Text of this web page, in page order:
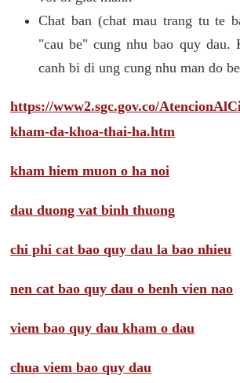
Chat ban (chat mau trang tu te
"cau be" cung nhu bao quy dau.
canh bi di ung cung nhu man do
https://www2.sgc.gov.co/
kham-da-khoa-thai-ha.htm
kham hiem muon o ha noi
dau duong vat binh thuong
chi phi cat bao quy dau la bao nhieu
nen cat bao quy dau o benh vien nao
viem bao quy dau kham o dau
chua viem bao quy dau